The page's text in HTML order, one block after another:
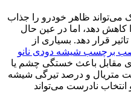
می‌تواند ظاهر خودرو را جذاب
دهد، اما در عین حال
قرار دهد. بسیاری از
برچسب شیشه دودی نانو
مقابل باعث خستگی چشم یا
متریال و درصد تیرگی شیشه
نادرست می‌تواند